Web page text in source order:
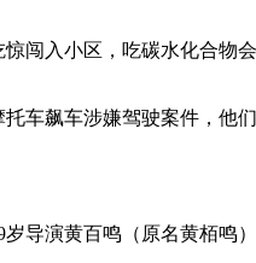
入小区，吃碳水化合物
飙车涉嫌驾驶案件，他们
演黄百鸣（原名黄栢鸣）